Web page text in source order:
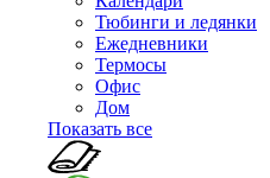
Тюбинги и ледянки
Ежедневники
Термосы
Офис
Дом
Показать все